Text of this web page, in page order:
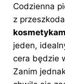
Codzienna
z
jeden,
cera będzie
Zanim